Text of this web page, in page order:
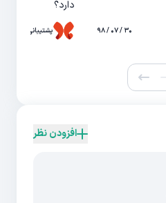
۳۰ / ۰۷ / ۹۸
دارد؟
پشتیبانی حال
افزودن نظر